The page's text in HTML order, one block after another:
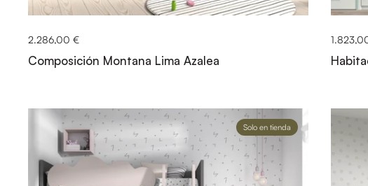
2.286,00 €
Composición Montana Lima Azalea
Solo en tienda